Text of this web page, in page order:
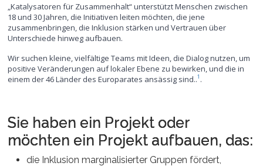
„Katalysatoren für Zusammenhalt“ unterstützt Menschen zwischen
18 und 30 Jahren, die Initiativen leiten möchten, die jene
zusammenbringen, die Inklusion stärken und Vertrauen über
Unterschiede hinweg aufbauen.
Wir suchen kleine, vielfältige Teams mit Ideen, die Dialog nutzen, um
positive Veränderungen auf lokaler Ebene zu bewirken, und die in
einem der 46 Länder des Europarates ansässig sind..1 .
Sie haben ein Projekt oder
möchten ein Projekt aufbauen, das:
die Inklusion marginalisierter Gruppen fördert,